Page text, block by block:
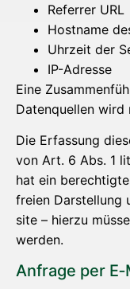
Refer­rer URL
Host­na­me
Uhr­zeit der
IP-Adres­se
Eine
Daten­quel­len wird
Die Erfas­sung
von Art. 6 Abs. 1
hat ein
frei­en Dar­stel­lung
site – hier­zu
werden.
Anfra­ge per